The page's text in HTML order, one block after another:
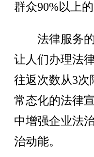
群众90%以上
法律服务的
让人们办理法
往返次数从3次
常态化的法律
中增强企业法
治动能。